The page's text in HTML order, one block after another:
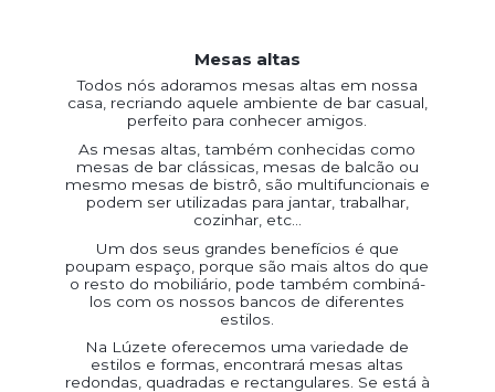
Mesas altas
Todos nós adoramos mesas altas em nossa
casa, recriando aquele ambiente de bar casual,
perfeito para conhecer amigos.
As mesas altas, também conhecidas como
mesas de bar clássicas, mesas de balcão ou
mesmo mesas de bistrô, são multifuncionais e
podem ser utilizadas para jantar, trabalhar,
cozinhar, etc...
Um dos seus grandes benefícios é que
poupam espaço, porque são mais altos do que
o resto do mobiliário, pode também combiná-
los com os nossos bancos de diferentes
estilos.
Na Lúzete oferecemos uma variedade de
estilos e formas, encontrará mesas altas
redondas, quadradas e rectangulares. Se está à